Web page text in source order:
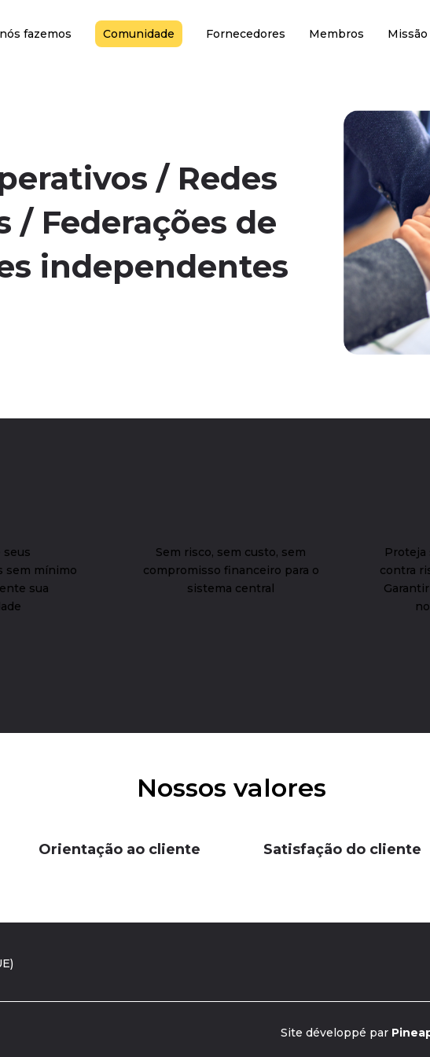
fazemos Comunidade Fornecedores Membros Missão
/ Redes
/ Federações de
independentes
seus
sem mínimo
sua
Sem risco, sem custo, sem
compromisso financeiro para o
sistema central
Proteja
contra
Nossos valores
Orientação ao cliente Satisfação do cliente
Site développé par